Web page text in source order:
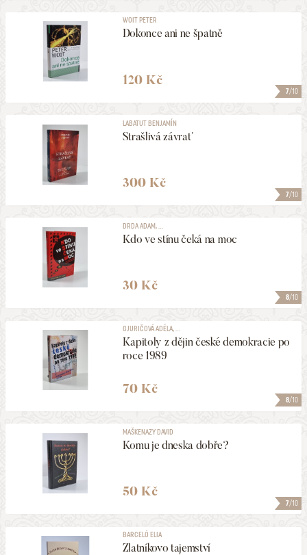
7/10
WOIT PETER
Dokonce ani ne špatně
120 Kč
7/10
LABATUT BENJAMÍN
Strašlivá závrať
300 Kč
8/10
DRDA ADAM, ...
Kdo ve stínu čeká na moc
30 Kč
8/10
GJURIČOVÁ ADÉLA, ...
Kapitoly z dějin české demokracie po
roce 1989
70 Kč
7/10
MAŠKENAZY DAVID
Komu je dneska dobře?
50 Kč
BARCELÓ ELIA
Zlatníkovo tajemství